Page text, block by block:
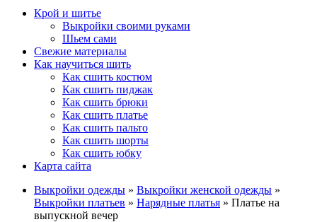
Крой и шитье
Выкройки своими руками
Шьем сами
Свежие материалы
Как научиться шить
Как сшить костюм
Как сшить пиджак
Как сшить брюки
Как сшить платье
Как сшить пальто
Как сшить шорты
Как сшить юбку
Карта сайта
Выкройки одежды » Выкройки женской одежды »
Выкройки платьев » Нарядные платья » Платье на
выпускной вечер